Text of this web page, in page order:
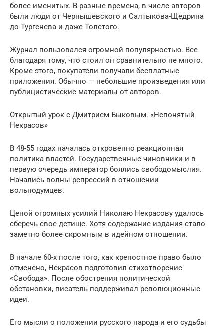
более именитых. В разные времена, в числе авторов
были люди от Чернышевского и Салтыкова-Щедрина
до Тургенева и даже Толстого.
Журнал пользовался огромной популярностью. Все
благодаря тому, что стоил он сравнительно не много.
Кроме этого, покупатели получали бесплатные
приложения. Обычно — небольшие произведения или
публицистические материалы от авторов.
Открытый урок с Дмитрием Быковым. «Непонятый
Некрасов»
В 48-55 годах началась откровенно реакционная
политика властей. Государственные чиновники и в
первую очередь император боялись свободомыслия.
Начались волны репрессий в отношении
вольнодумцев.
Ценой огромных усилий Николаю Некрасову удалось
сберечь свое детище. Хотя содержание издания стало
заметно более скромным в идейном отношении.
В начале 60-х после того, как крепостное право было
отменено, Некрасов подготовил стихотворение
«Свобода». После обострения политической
обстановки, писатель поддерживал революционные
идеи.
Его мысли о положении русского народа и его судьбы